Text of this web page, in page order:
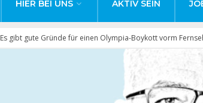
HIER BEI UNS AKTIV SEIN
Es gibt gute Gründe für einen Olympia-Boykott vorm